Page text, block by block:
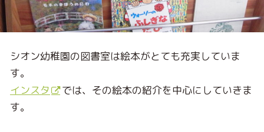
シオン幼稚園の図書室は絵本がとても充実していま
す。
インスタ
では、その絵本の紹介を中心にしていきま
す。